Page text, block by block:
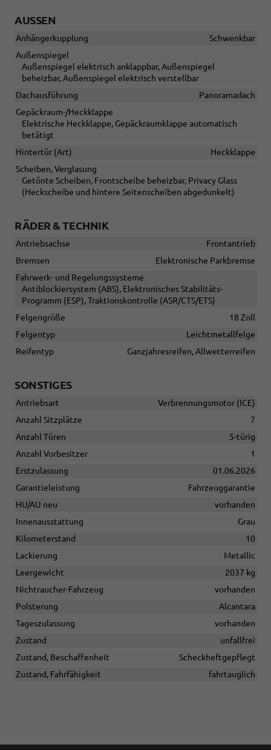
AUSSEN
Anhängerkupplung
Schwenkbar
Außenspiegel
Außenspiegel elektrisch anklappbar, Außenspiegel
beheizbar, Außenspiegel elektrisch verstellbar
Dachausführung
Panoramadach
Gepäckraum-/Heckklappe
Elektrische Heckklappe, Gepäckraumklappe automatisch
betätigt
Hintertür (Art)
Heckklappe
Scheiben, Verglasung
Getönte Scheiben, Frontscheibe beheizbar, Privacy Glass
(Heckscheibe und hintere Seitenscheiben abgedunkelt)
RÄDER & TECHNIK
Antriebsachse
Frontantrieb
Bremsen
Elektronische Parkbremse
Fahrwerk- und Regelungssysteme
Antiblockiersystem (ABS), Elektronisches Stabilitäts-
Programm (ESP), Traktionskontrolle (ASR/CTS/ETS)
Felgengröße
18 Zoll
Felgentyp
Leichtmetallfelge
Reifentyp
Ganzjahresreifen, Allwetterreifen
SONSTIGES
Antriebsart
Verbrennungsmotor (ICE)
Anzahl Sitzplätze
7
Anzahl Türen
5-türig
Anzahl Vorbesitzer
1
Erstzulassung
01.06.2026
Garantieleistung
Fahrzeuggarantie
HU/AU neu
vorhanden
Innenausstattung
Grau
Kilometerstand
10
Lackierung
Metallic
Leergewicht
2037 kg
Nichtraucher-Fahrzeug
vorhanden
Polsterung
Alcantara
Tageszulassung
vorhanden
Zustand
unfallfrei
Zustand, Beschaffenheit
Scheckheftgepflegt
Zustand, Fahrfähigkeit
fahrtauglich